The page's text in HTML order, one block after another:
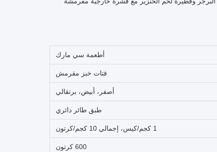
أطعمة سي مارك
فتات خبز مقرمش
أصفر، أبيض، برتقالي
طبق طائر دائري
1 كجم/كيس، إجمالي 10 كجم/كرتون
600 كرتون